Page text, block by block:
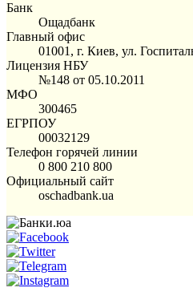
Банк
Ощадбанк
Главный офис
01001, г. Киев, ул.
Лицензия НБУ
№148 от 05.10.2011
МФО
300465
ЕГРПОУ
00032129
Телефон горячей линии
0 800 210 800
Официальный сайт
oschadbank.ua